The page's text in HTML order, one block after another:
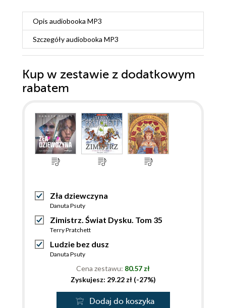
Opis audiobooka MP3
Szczegółyaudiobooka MP3
Kup w zestawie z dodatkowym
rabatem
Zła dziewczyna
Danuta Psuty
Zimistrz. Świat Dysku. Tom 35
Terry Pratchett
Ludzie bez dusz
Danuta Psuty
Cena zestawu: 80.57 zł
Zyskujesz: 29.22 zł (-27%)
Dodaj do koszyka